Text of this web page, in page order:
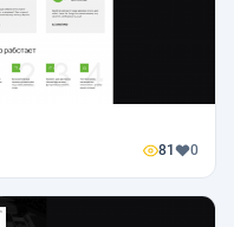
81 0